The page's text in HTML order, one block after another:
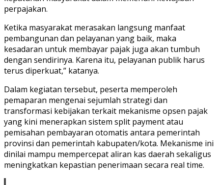
perpajakan.
Ketika masyarakat merasakan langsung manfaat
pembangunan dan pelayanan yang baik, maka
kesadaran untuk membayar pajak juga akan tumbuh
dengan sendirinya. Karena itu, pelayanan publik harus
terus diperkuat,” katanya.
Dalam kegiatan tersebut, peserta memperoleh
pemaparan mengenai sejumlah strategi dan
transformasi kebijakan terkait mekanisme opsen pajak
yang kini menerapkan sistem split payment atau
pemisahan pembayaran otomatis antara pemerintah
provinsi dan pemerintah kabupaten/kota. Mekanisme ini
dinilai mampu mempercepat aliran kas daerah sekaligus
meningkatkan kepastian penerimaan secara real time.